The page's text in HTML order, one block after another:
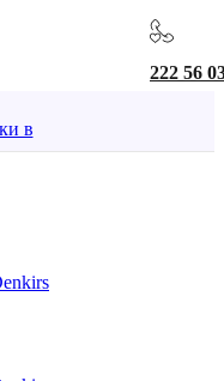
222 56
Трековые светильники